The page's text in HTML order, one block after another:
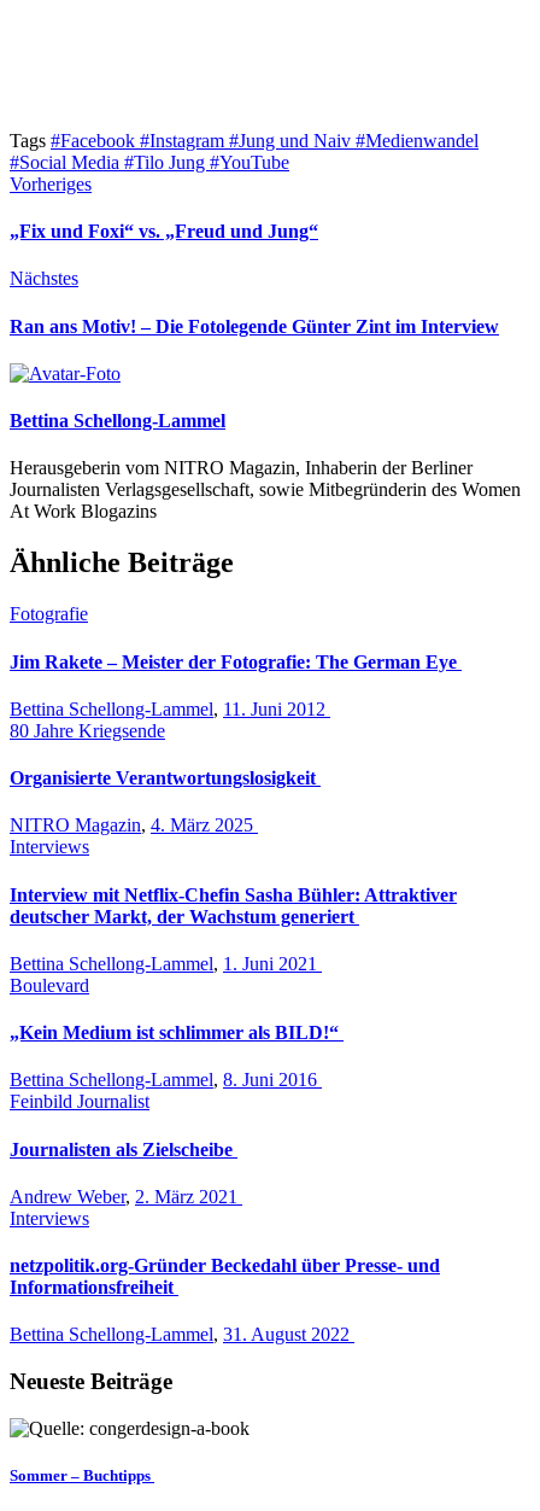
Tags #Facebook #Instagram #Jung und Naiv #Medienwandel
#Social Media #Tilo Jung #YouTube
Vorheriges
„Fix und Foxi“ vs. „Freud und Jung“
Nächstes
Ran ans Motiv! – Die Fotolegende Günter Zint im Interview
Bettina Schellong-Lammel
Herausgeberin vom NITRO Magazin, Inhaberin der Berliner
Journalisten Verlagsgesellschaft, sowie Mitbegründerin des Women
At Work Blogazins
Ähnliche Beiträge
Fotografie
Jim Rakete – Meister der Fotografie: The German Eye
Bettina Schellong-Lammel, 11. Juni 2012
80 Jahre Kriegsende
Organisierte Verantwortungslosigkeit
NITRO Magazin, 4. März 2025
Interviews
Interview mit Netflix-Chefin Sasha Bühler: Attraktiver
deutscher Markt, der Wachstum generiert
Bettina Schellong-Lammel, 1. Juni 2021
Boulevard
„Kein Medium ist schlimmer als BILD!“
Bettina Schellong-Lammel, 8. Juni 2016
Feinbild Journalist
Journalisten als Zielscheibe
Andrew Weber, 2. März 2021
Interviews
netzpolitik.org-Gründer Beckedahl über Presse- und
Informationsfreiheit
Bettina Schellong-Lammel, 31. August 2022
Neueste Beiträge
Sommer – Buchtipps